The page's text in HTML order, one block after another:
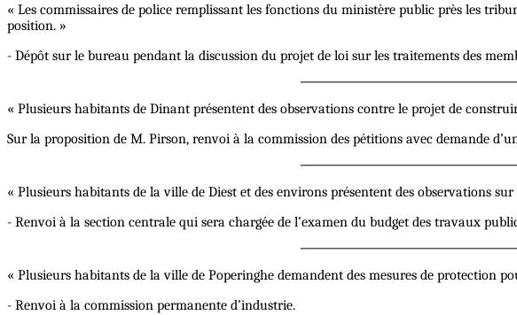
« Les commissaires de police remplissant les fonctions du ministère public près les
position. »
- Dépôt sur le bureau pendant la discussion du projet de loi sur les traitements des
« Plusieurs habitants de Dinant présentent des observations contre le projet de
Sur la proposition de M. Pirson, renvoi à la commission des pétitions avec demande
« Plusieurs habitants de la ville de Diest et des environs présentent des observations
- Renvoi à la section centrale qui sera chargée de l’examen du budget des travaux
« Plusieurs habitants de la ville de Poperinghe demandent des mesures de protection
- Renvoi à la commission permanente d’industrie.